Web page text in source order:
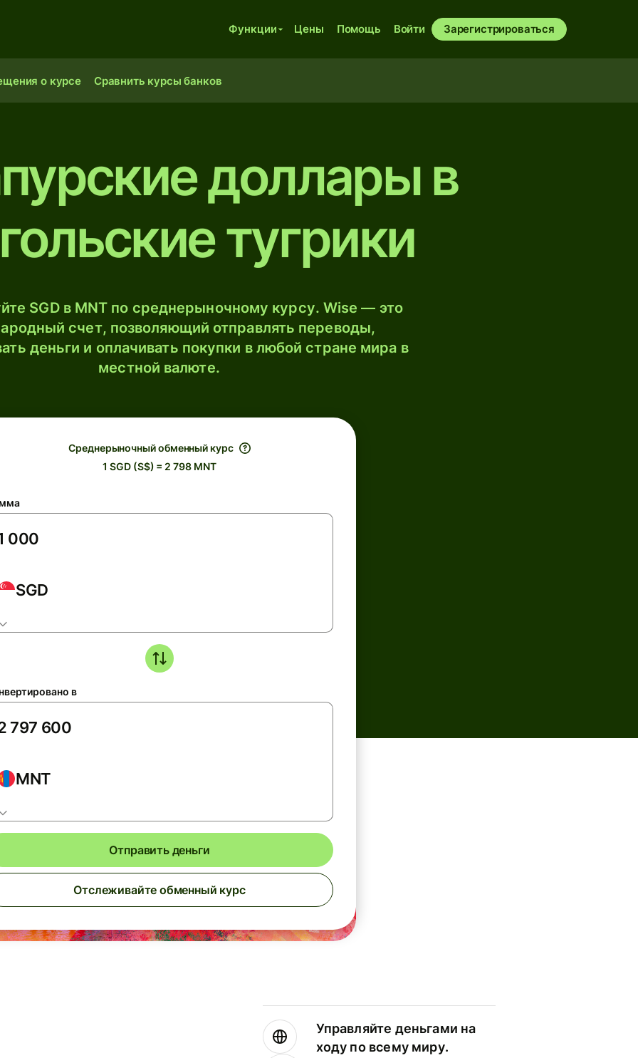
Функции Цены Помощь Войти Зарегистрироваться
о курсе Сравнить курсы банков
доллары в
тугрики
SGD в MNT по среднерыночному курсу. Wise — это
счет, позволяющий отправлять переводы,
деньги и оплачивать покупки в любой стране мира в
местной валюте.
Среднерыночный обменный курс
1 SGD (S$) = 2 798 MNT
SGD
в
MNT
Отправить деньги
Отслеживайте обменный курс
Управляйте деньгами на
ходу по всему миру.